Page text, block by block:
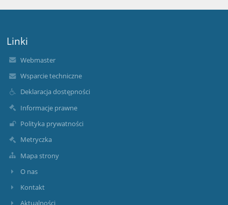
Linki
Webmaster
Wsparcie techniczne
Deklaracja dostępności
Informacje prawne
Polityka prywatności
Metryczka
Mapa strony
O nas
Kontakt